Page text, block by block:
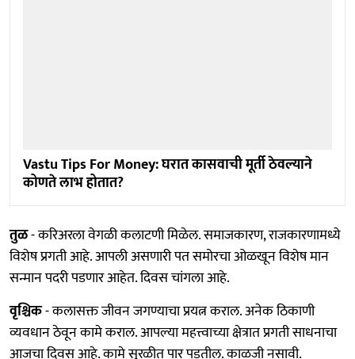
Vastu Tips For Money: घरात कासवाची मूर्ती ठेवल्याने
कोणते लाभ होतात?
तुळ- करिअरला वेगळी कलाटणी मिळेल. समाजकारण, राजकारणामध्ये
विशेष प्रगती आहे. आपली असणारी पत समोरचा ओळखून विशेष मान
सन्मान पदरी पडणार आहेत. दिवस चांगला आहे.
वृश्चिक- कलासक्त जीवन जगण्याचा प्रयत्न कराल. अनेक ठिकाणी
व्यवधान ठेवून कामे कराल. आपल्या महत्त्वाच्या क्षेत्रात प्रगती साधनाचा